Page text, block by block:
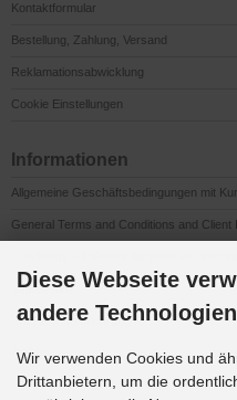
Kontaktformular
Bestellung, Zahlung, Versand
Reklamationsabwicklung
Cookie Einstellungen
Informationen
Allgemeine Geschäftsbedingungen mit
General Terms and Conditions and Client
Impressum
Datenschutzerklärung
Anfahrt
Diese Webseite
andere Technologien
Wir verwenden Cookies und
Drittanbietern, um die